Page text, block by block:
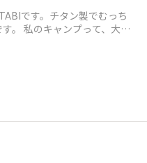
です。チタン製でむっち
。 私のキャンプって、大半